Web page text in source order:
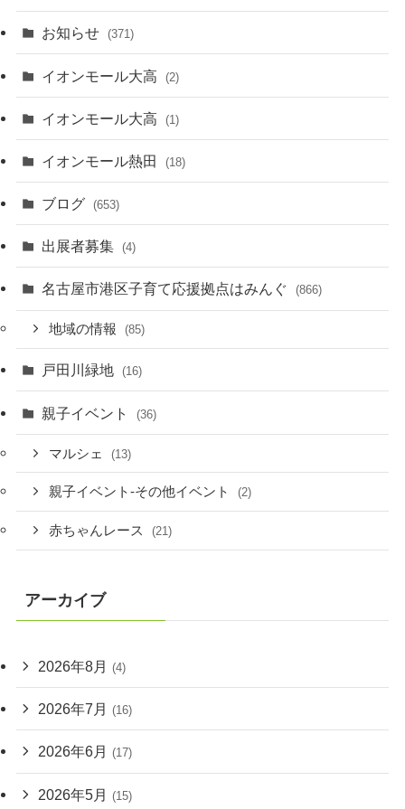
お知らせ (371)
イオンモール大高 (2)
イオンモール大高 (1)
イオンモール熱田 (18)
ブログ (653)
出展者募集 (4)
名古屋市港区子育て応援拠点はみんぐ (866)
地域の情報 (85)
戸田川緑地 (16)
親子イベント (36)
マルシェ (13)
親子イベント-その他イベント (2)
赤ちゃんレース (21)
アーカイブ
2026年8月 (4)
2026年7月 (16)
2026年6月 (17)
2026年5月 (15)